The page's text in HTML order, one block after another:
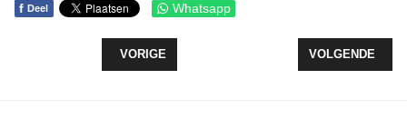
f Deel Whatsapp
VORIG ARTIKEL: EERSTE REACTIE VAN
VORIGE VOLGENDE
VOLGENDE